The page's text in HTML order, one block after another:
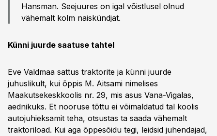
Hansman. Seejuures on igal võistlusel olnud
vähemalt kolm naiskündjat.
Künni juurde saatuse tahtel
Eve Valdmaa sattus traktorite ja künni juurde
juhuslikult, kui õppis M. Aitsami nimelises
Maakutsekeskkoolis nr. 29, mis asus Vana-Vigalas,
aednikuks. Et nooruse tõttu ei võimaldatud tal koolis
autojuhieksamit teha, otsustas ta saada vähemalt
traktoriload. Kui aga õppesõidu tegi, leidsid juhendajad,